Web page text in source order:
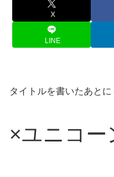
X
LINE
タイトルを書いたあとに
×ユニコー